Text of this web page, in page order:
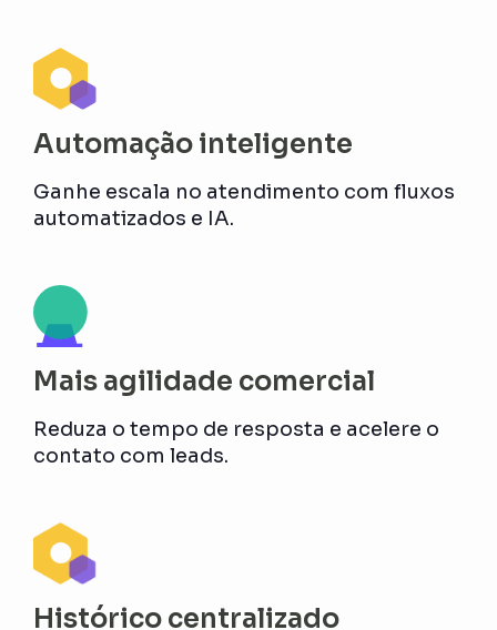
Automação inteligente
Ganhe escala no atendimento com fluxos
automatizados e IA.
Mais agilidade comercial
Reduza o tempo de resposta e acelere o
contato com leads.
Histórico centralizado